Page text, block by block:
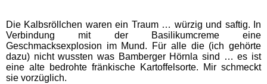
Die Kalbsröllchen waren ein Traum … würzig und saftig. In
Verbindung mit der Basilikumcreme eine
Geschmacksexplosion im Mund. Für alle die (ich gehörte
dazu) nicht wussten was Bamberger Hörnla sind … es ist
eine alte bedrohte fränkische Kartoffelsorte. Mir schmeckt
sie vorzüglich.